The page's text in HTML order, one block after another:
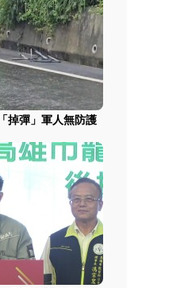
掉彈」軍人無防護